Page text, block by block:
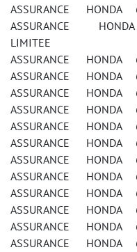
ASSURANCE HONDA
ASSURANCE
LIMITEE
ASSURANCE HONDA
ASSURANCE
ASSURANCE
ASSURANCE
ASSURANCE HONDA
ASSURANCE HONDA
ASSURANCE HONDA
ASSURANCE HONDA
ASSURANCE HONDA
ASSURANCE
ASSURANCE
ASSURANCE HONDA